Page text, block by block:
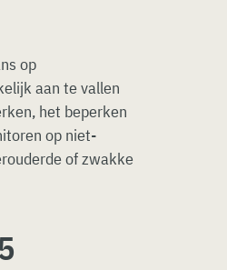
op
aan te vallen
het beperken
op niet-
of zwakke